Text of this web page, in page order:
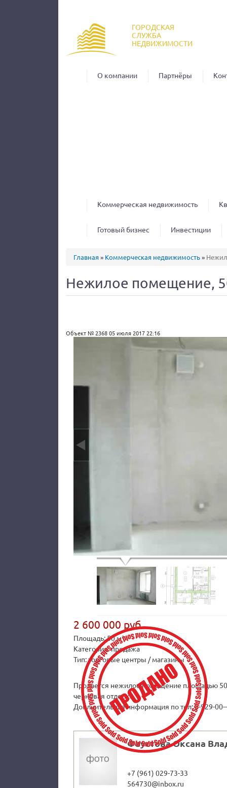
ГОРОДСКАЯ
СЛУЖБА
НЕДВИЖИМОСТИ
О компании Партнёры
Коммерческая недвижимость
Готовый бизнес Инвестиции
Вы здесь
Главная » Коммерческая недвижимость»
Нежилое помещение,
Объект № 236805 июля 2017 22:16
2 600 000 руб.
Площадь: 50 м²
Категория: продажа
Тип: торговые центры / магазины
Продается нежилое помещение площадью
черновая отделка.
Доплнительная информация по тел: 8-929-
Фаустова Оксана
+7 (961) 029-73-33
564730@inbox.ru